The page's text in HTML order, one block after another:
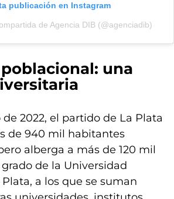
publicación en Instagram
de Agencia DIB (@agenciadib)
una
2022, el partido de La Plata
de 940 mil habitantes
alberga a más de 120 mil
de la Universidad
a los que se suman